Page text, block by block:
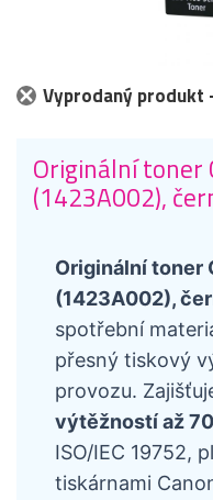
Vyprodaný produkt
Originální toner
(1423A002),
Originální toner
(1423A002),
spotřební
přesný tiskový
provozu.
výtěžností až
ISO/IEC 19752,
tiskárnami